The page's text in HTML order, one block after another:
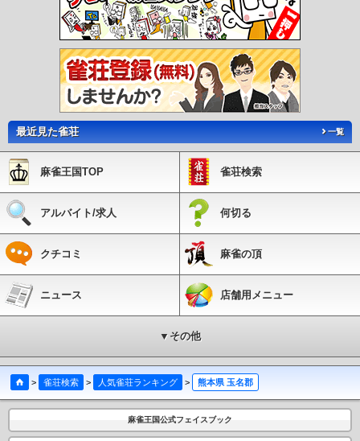
最近見た雀荘 一覧
麻雀王国TOP 雀荘検索
アルバイト/求人 何切る
クチコミ 麻雀の頂
ニュース 店舗用メニュー
▼その他
> 雀荘検索 > 人気雀荘ランキング > 熊本県 玉名郡
麻雀王国公式フェイスブック